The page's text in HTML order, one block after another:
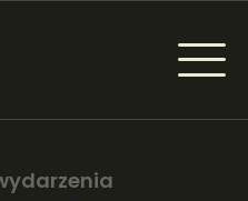
- NEWSY